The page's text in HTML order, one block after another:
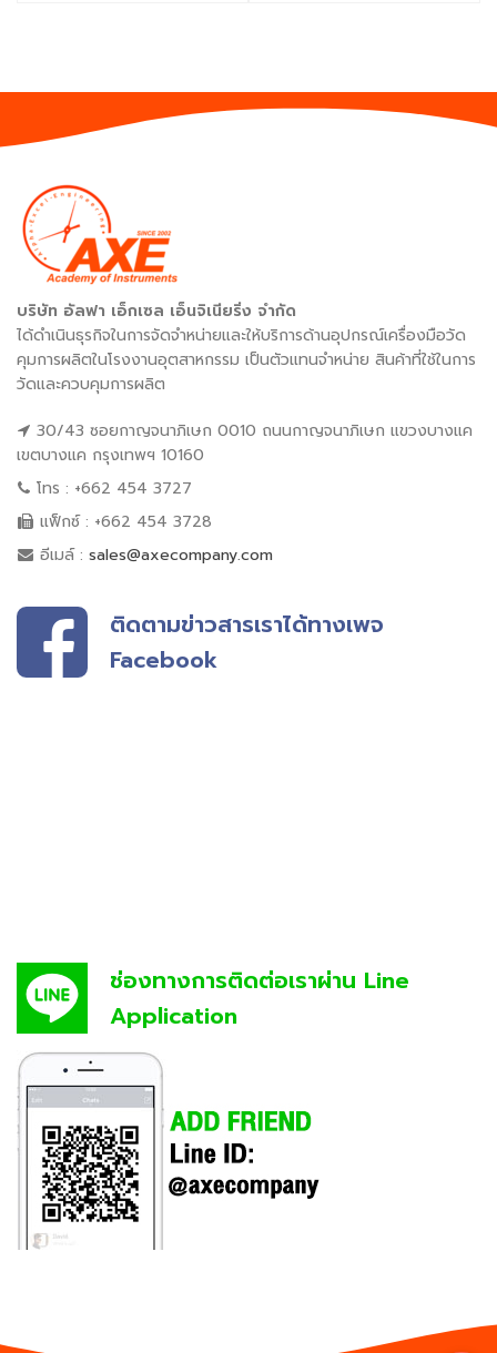
บริษัท อัลฟา เอ็กเซล เอ็นจิเนียริ่ง จำกัด
ได้ดำเนินธุรกิจในการจัดจำหน่ายและให้บริการด้านอุปกรณ์เครื่องมือวัด
คุมการผลิตในโรงงานอุตสาหกรรม เป็นตัวแทนจำหน่าย สินค้าที่ใช้ในการ
วัดและควบคุมการผลิต
30/43 ซอยกาญจนาภิเษก 0010 ถนนกาญจนาภิเษก แขวงบางแค
เขตบางแค กรุงเทพฯ 10160
โทร : +662 454 3727
แฟ็กซ์ : +662 454 3728
อีเมล์ : sales@axecompany.com
ติดตามข่าวสารเราได้ทางเพจ
Facebook
ช่องทางการติดต่อเราผ่าน Line
Application